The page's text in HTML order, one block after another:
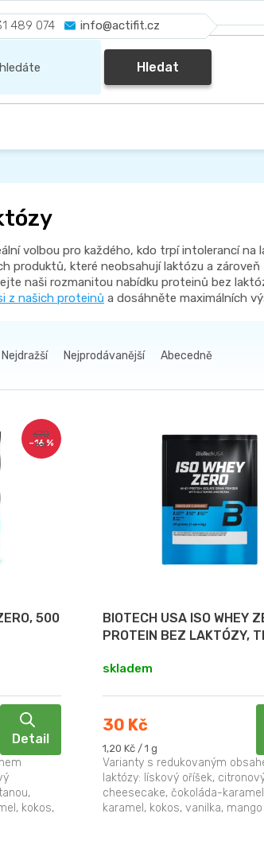
489 074 info@actifit.cz
Hledat
volbou pro každého, kdo trpí intolerancí
produktů, které neobsahují laktózu a zároveň
naši rozmanitou nabídku proteinů bez
z našich proteinů a dosáhněte maximálních
Nejdražší Nejprodávanější Abecedně
670
Kč
–16 %
500
Detail
kokos,
BIOTECH USA ISO WHEY
PROTEIN BEZ LAKTÓZY,
skladem
30 Kč
Měrná
cena:
1,20 Kč / 1 g
Varianty s redukovaným
laktózy: lískový oříšek,
cheesecake, čokoláda-
karamel, kokos, vanilka,